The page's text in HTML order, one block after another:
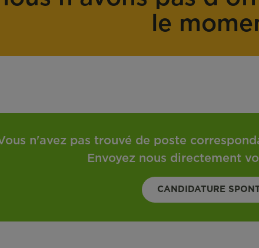
le
n'avez pas trouvé de poste
Envoyez nous directement
CANDIDATURE